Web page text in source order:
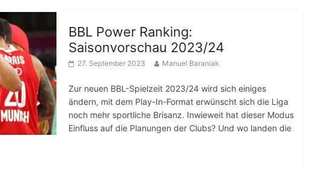
BBL Power Ranking:
Saisonvorschau 2023/24
27. September 2023 Manuel Baraniak
Zur neuen BBL-Spielzeit 2023/24 wird sich einiges
ändern, mit dem Play-In-Format erwünscht sich die Liga
noch mehr sportliche Brisanz. Inwieweit hat dieser Modus
Einfluss auf die Planungen der Clubs? Und wo landen die